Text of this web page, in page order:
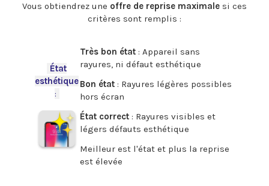
Vous obtiendrez une offre de reprise maximale si ces
critères sont remplis :
État
esthétique
:
Très bon état : Appareil sans
rayures, ni défaut esthétique
Bon état : Rayures légères possibles
hors écran
État correct : Rayures visibles et
légers défauts esthétique
Meilleur est l'état et plus la reprise
est élevée